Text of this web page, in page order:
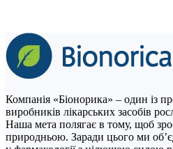
Компанія «Біонорика» – один із
виробників лікарських засобів
Наша мета полягає в тому, щоб
природньою. Заради цього ми